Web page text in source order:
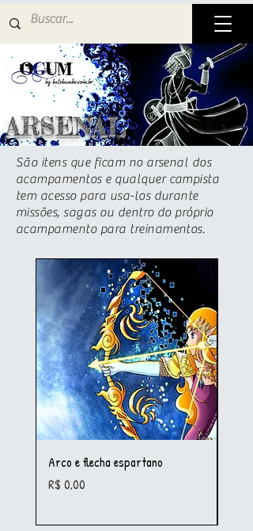
ARSENAL
São itens que ficam no arsenal dos
acampamentos e qualquer campista
tem acesso para usa-los durante
missões, sagas ou dentro do próprio
acampamento para treinamentos.
Arco e flecha espartano
Preço
R$ 0,00